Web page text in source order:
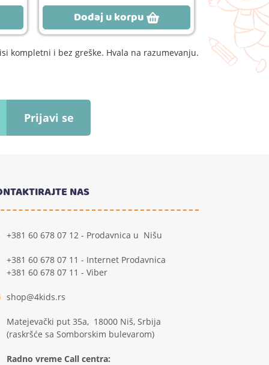
Dodaj u korpu
kompletni i bez greške. Hvala na razumevanju.
Prijavi se
NAS
+381 60 678 07 12 - Prodavnica u Nišu
+381 60 678 07 11 - Internet Prodavnica
+381 60 678 07 11 - Viber
shop@4kids.rs
Matejevački put 35a, 18000 Niš, Srbija
(raskršće sa Somborskim bulevarom)
Radno vreme Call centra: